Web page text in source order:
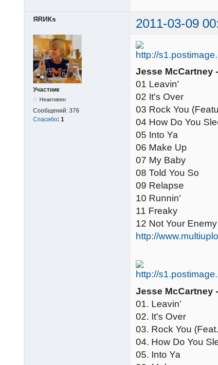
ЯRИКs 2011-03-09
Участник
Неактивен
Сообщений: 376
Спасибо: 1
Jesse McCartney
01 Leavin'
02 It's Over
03 Rock You
04 How Do You
05 Into Ya
06 Make Up
07 My Baby
08 Told You So
09 Relapse
10 Runnin'
11 Freaky
12 Not Your Enemy
http://
Jesse McCartney
01. Leavin'
02. It's Over
03. Rock You
04. How Do You
05. Into Ya